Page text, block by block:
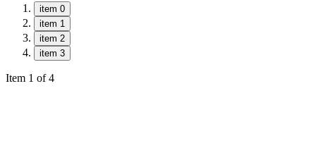
item 0
item 1
item 2
item 3
Item 1 of 4